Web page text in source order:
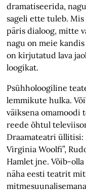
dramatiseerida,
sageli ette tuleb.
päris dialoog, mitte
nagu on meie
on kirjutatud lava
loogikat.
Psühholoogiline
lemmikute hulka.
väiksena omamoodi
reede õhtul
Draamateatri üllitisi:
Virginia Woolfi”,
Hamlet jne. Võib-
näha eesti teatrit